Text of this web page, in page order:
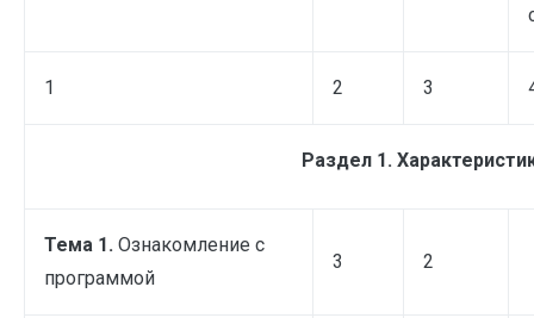
1 2 3
Раздел 1.
Тема 1. Ознакомление с
программой
3 2